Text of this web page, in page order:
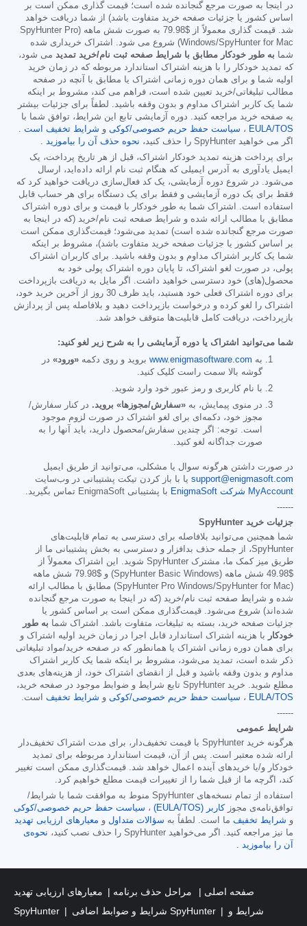
در اینجا به صورت مرجع گنجانده شده است؛ قیمت گذاری ممکن است بر
اساس کشور یا جزئیات صفحه خرید متفاوت باشد) از شما دریافت خواهد
شد. قیمت گذاری معمولاً از $79.98
به صورت شش ماهه (SpyHunter Pro
Windows/SpyHunter for Mac) شروع می شود. اشتراک خریداری شده
شما به طور خودکار مطابق با شرایط صفحه ثبت نام/خرید تمدید می شود،
که تمدید خودکار را با هزینه اشتراک استاندارد مربوطه که در زمان خرید
اولیه شما و برای همان دوره زمانی اشتراک یا مطابق با آنچه در صفحه
مطالب تبلیغاتی/خرید تعیین شده است، فراهم می کند، مشروط بر اینکه
شما یک کاربر اشتراک مداوم و بدون وقفه باشید. لطفاً برای جزئیات بیشتر
به صفحه خرید مراجعه کنید. دوره آزمایشی تابع این شرایط، توافق شما با
EULA/TOS ، سیاست حفظ حریم خصوصی/کوکی و شرایط تخفیف است .
اگر می خواهید SpyHunter را حذف کنید،
نحوه حذف آن را بیاموزید .
برای پرداخت هزینه تمدید خودکار اشتراک، قبل از هر تاریخ پرداخت، یک
ایمیل یادآوری به آدرس ایمیلی که هنگام ثبت نام ارائه داده‌اید، ارسال
می‌شود. در شروع دوره آزمایشی، یک کد فعال‌سازی دریافت خواهید کرد که
فقط برای یک دوره آزمایشی و فقط برای یک دستگاه برای هر حساب قابل
استفاده است. اشتراک شما به طور خودکار با قیمت و برای دوره اشتراک
مطابق با مطالب ارائه شده و شرایط صفحه ثبت نام/خرید (که در اینجا به
صورت مرجع گنجانده شده است) تمدید می‌شود؛ قیمت‌گذاری ممکن است
بر اساس کشور یا جزئیات صفحه خرید متفاوت باشد)، مشروط بر اینکه
شما یک کاربر اشتراک مداوم و بدون وقفه باشید. برای کاربران اشتراک
پولی، در صورت لغو اشتراک، تا پایان دوره اشتراک پولی خود به
محصول(های) خود دسترسی خواهید داشت. اگر مایل به دریافت بازپرداخت
برای دوره اشتراک فعلی خود هستید، باید ظرف 30 روز از آخرین خرید خود،
اشتراک را لغو کرده و درخواست بازپرداخت دهید و بلافاصله پس از پردازش
بازپرداخت، دریافت کامل قابلیت‌ها متوقف خواهد شد.
شما می‌توانید اشتراک یا دوره آزمایشی را به شرح زیر لغو کنید:
به www.enigmasoftware.com بروید و روی دکمه «ورود» در
گوشه بالا سمت راست کلیک کنید.
با نام کاربری و رمز عبور خود وارد شوید.
در منوی پیمایش، به «سفارش/مجوزها» بروید. در کنار سفارش/
مجوز خود، دکمه‌ای برای لغو اشتراک در صورت لزوم موجود
است. توجه: اگر چندین سفارش/محصول دارید، باید آنها را به
صورت جداگانه لغو کنید.
در صورت داشتن هرگونه سوال یا مشکلی، می‌توانید از طریق ایمیل
support@enigmasoft.com یا با باز کردن تیکت پشتیبانی در وب‌سایت
MyAccount شرکت EnigmaSoft
با پشتیبانی EnigmaSoft تماس بگیرید.
------
جزئیات خرید SpyHunter
شما همچنین می‌توانید بلافاصله برای دسترسی به تمام قابلیت‌های
SpyHunter، از جمله حذف بدافزار و دسترسی به بخش پشتیبانی ما از
طریق میز کمک ما، مشترک SpyHunter شوید. این اشتراک معمولاً از
$49.98
شش ماهه (SpyHunter Basic Windows) و $79.98
شش ماهه
(SpyHunter Pro Windows/SpyHunter for Mac) مطابق با مطالب ارائه
شده و شرایط صفحه ثبت نام/خرید (که در اینجا به صورت مرجع گنجانده
شده‌اند) شروع می‌شود. قیمت‌گذاری ممکن است بر اساس کشور یا
جزئیات صفحه خرید، بسته به تبلیغات، متفاوت باشد. اشتراک شما به طور
خودکار
با هزینه اشتراک استاندارد قابل اجرا در زمان خرید اولیه اشتراک و
برای همان دوره زمانی اشتراک یا همانطور که در صفحه خرید/مواد تبلیغاتی
ذکر شده است، تمدید می‌شود، مشروط بر اینکه شما یک کاربر اشتراک
مداوم و بدون وقفه باشید و قبل از انقضای اشتراک خود، از هزینه‌های بعدی
مطلع شوید. خرید SpyHunter تابع شرایط و ضوابط موجود در صفحه خرید،
EULA/TOS ، سیاست حفظ حریم خصوصی/کوکی و شرایط تخفیف است.
------
شرایط عمومی
هرگونه خرید SpyHunter با قیمت تخفیف‌دار، برای مدت اشتراک تخفیف‌دار
ارائه شده معتبر است. پس از آن، قیمت استاندارد مربوطه برای تمدید
خودکار و/یا خریدهای آینده اعمال خواهد شد. قیمت‌گذاری ممکن است تغییر
کند، اگرچه ما از قبل شما را از تغییرات قیمت مطلع خواهیم کرد.
استفاده از تمام نسخه‌های SpyHunter منوط به موافقت شما با شرایط/
توافق‌نامه‌ی مجوز کاربر (EULA/TOS) ، سیاست حفظ حریم خصوصی/کوکی
و شرایط تخفیف ما است. لطفاً به سؤالات متداول و معیارهای ارزیابی تهدید
ما نیز مراجعه کنید. اگر می‌خواهید SpyHunter را حذف نصب کنید،
نحوه‌ی
آن را بیاموزید .
صفحه اصلی مراحل حذف برنامه
معیارهای ارزیابی تهدید
SpyHunter
شرایط و ضوابط اضافی SpyHunter
شرایط و